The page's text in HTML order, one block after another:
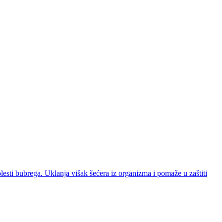
bubrega. Uklanja višak šećera iz organizma i pomaže u zaštiti